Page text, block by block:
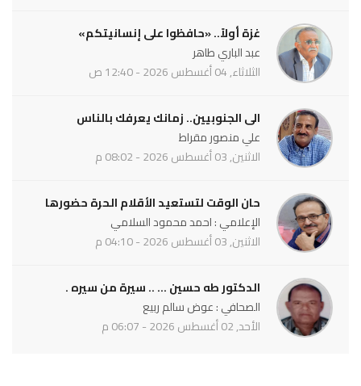
غزة أولاً.. «حافظوا على إنسانيتكم»
عبد الباري طاهر
الثلاثاء, 04 أغسطس 2026 - 12:40 ص
الى الجنوبيين.. زمانك يعرفك بالناس
علي منصور مقراط
الاثنين, 03 أغسطس 2026 - 08:02 م
حان الوقت لتستعيد الأقلام الحرة حضورها
الإعلامي : احمد محمود السلامي
الاثنين, 03 أغسطس 2026 - 04:10 م
الدكتور طه حسين ... .. سيرة من سيره .
الصحافي : عوض سالم ربيع
الأحد, 02 أغسطس 2026 - 06:07 م